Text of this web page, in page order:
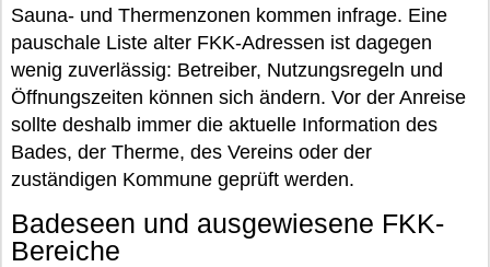
Sauna- und Thermenzonen kommen infrage. Eine
pauschale Liste alter FKK-Adressen ist dagegen
wenig zuverlässig: Betreiber, Nutzungsregeln und
Öffnungszeiten können sich ändern. Vor der Anreise
sollte deshalb immer die aktuelle Information des
Bades, der Therme, des Vereins oder der
zuständigen Kommune geprüft werden.
Badeseen und ausgewiesene FKK-
Bereiche